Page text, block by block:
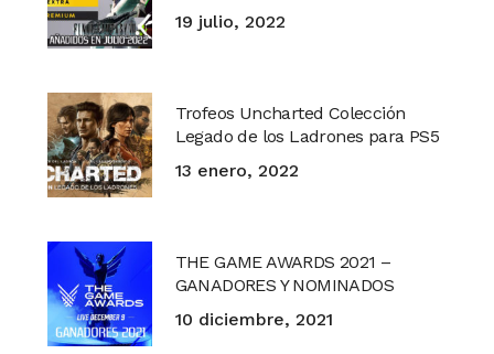
19 julio, 2022
Trofeos Uncharted Colección
Legado de los Ladrones para PS5
13 enero, 2022
THE GAME AWARDS 2021 –
GANADORES Y NOMINADOS
10 diciembre, 2021